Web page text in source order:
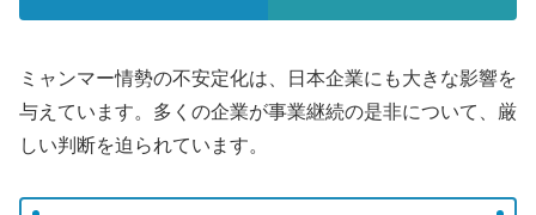
ミャンマー情勢の不安定化は、日本企業にも大きな影響を
与えています。多くの企業が事業継続の是非について、厳
しい判断を迫られています。